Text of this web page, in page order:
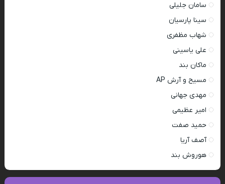
سامان جلیلی
سینا پارسیان
شهاب مظفری
علی یاسینی
ماکان بند
مسیح و آرش AP
مهدی جهانی
امیر عظیمی
حمید صفت
آصف آریا
هوروش بند